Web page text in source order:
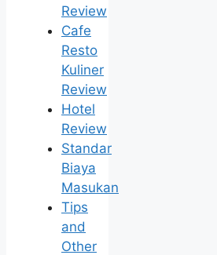
Review
Cafe
Resto
Kuliner
Review
Hotel
Review
Standar
Biaya
Masukan
Tips
and
Other